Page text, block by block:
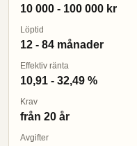
10 000 - 100 000 kr
Löptid
12 - 84 månader
Effektiv ränta
10,91 - 32,49 %
Krav
från 20 år
Avgifter